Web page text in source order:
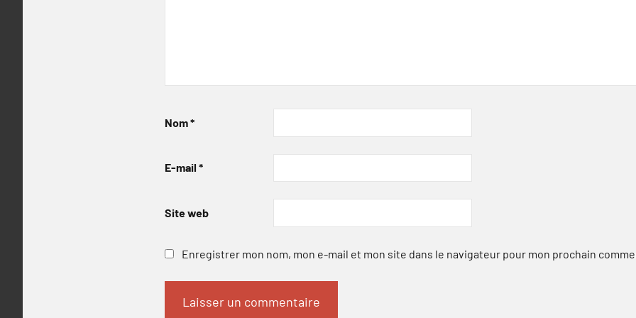
Nom*
E-mail *
Site web
Enregistrer mon nom, mon e-mail et mon site dans le navigateur pour mon prochain